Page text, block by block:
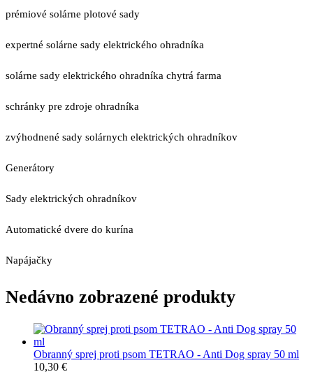
prémiové solárne plotové sady
expertné solárne sady elektrického ohradníka
solárne sady elektrického ohradníka chytrá farma
schránky pre zdroje ohradníka
zvýhodnené sady solárnych elektrických ohradníkov
Generátory
Sady elektrických ohradníkov
Automatické dvere do kurína
Napájačky
Nedávno zobrazené produkty
Obranný sprej proti psom TETRAO - Anti Dog spray 50 ml
10,30 €